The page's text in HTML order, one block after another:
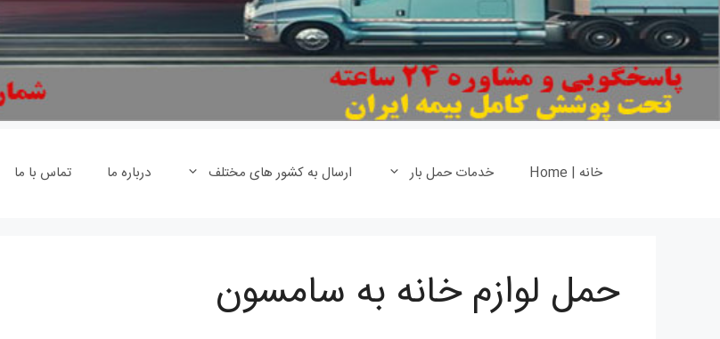
خانه | Home خدمات حمل بار ارسال به کشور های مختلف درباره ما تماس با ما
حمل لوازم خانه به سامسون